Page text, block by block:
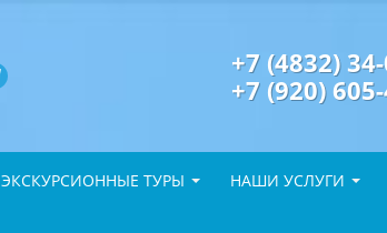
+7 (4832)
+7 (920)
ЭКСКУРСИОННЫЕ ТУРЫ
НАШИ УСЛУГИ